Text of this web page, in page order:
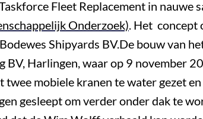
Fleet Replacement in nauwe
Onderzoek). Het concept
Shipyards BV.De bouw van
Harlingen, waar op 9 november
mobiele kranen te water gezet
gesleept om verder onder dak te